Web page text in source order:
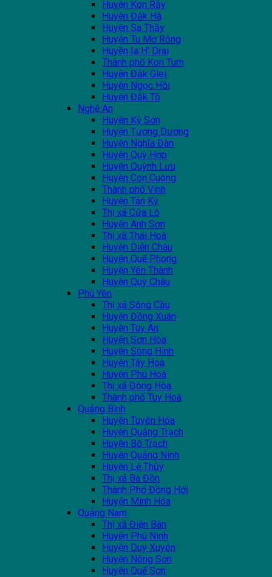
Huyện Kon Rẫy
Huyện Đắk Hà
Huyện Sa Thầy
Huyện Tu Mơ Rông
Huyện Ia H' Drai
Thành phố Kon Tum
Huyện Đắk Glei
Huyện Ngọc Hồi
Huyện Đắk Tô
Nghệ An
Huyện Kỳ Sơn
Huyện Tương Dương
Huyện Nghĩa Đàn
Huyện Quỳ Hợp
Huyện Quỳnh Lưu
Huyện Con Cuông
Thành phố Vinh
Huyện Tân Kỳ
Thị xã Cửa Lò
Huyện Anh Sơn
Thị xã Thái Hoà
Huyện Diễn Châu
Huyện Quế Phong
Huyện Yên Thành
Huyện Quỳ Châu
Phú Yên
Thị xã Sông Cầu
Huyện Đồng Xuân
Huyện Tuy An
Huyện Sơn Hòa
Huyện Sông Hinh
Huyện Tây Hoà
Huyện Phú Hoà
Thị xã Đông Hòa
Thành phố Tuy Hoà
Quảng Bình
Huyện Tuyên Hóa
Huyện Quảng Trạch
Huyện Bố Trạch
Huyện Quảng Ninh
Huyện Lệ Thủy
Thị xã Ba Đồn
Thành Phố Đồng Hới
Huyện Minh Hóa
Quảng Nam
Thị xã Điện Bàn
Huyện Phú Ninh
Huyện Duy Xuyên
Huyện Nông Sơn
Huyện Quế Sơn